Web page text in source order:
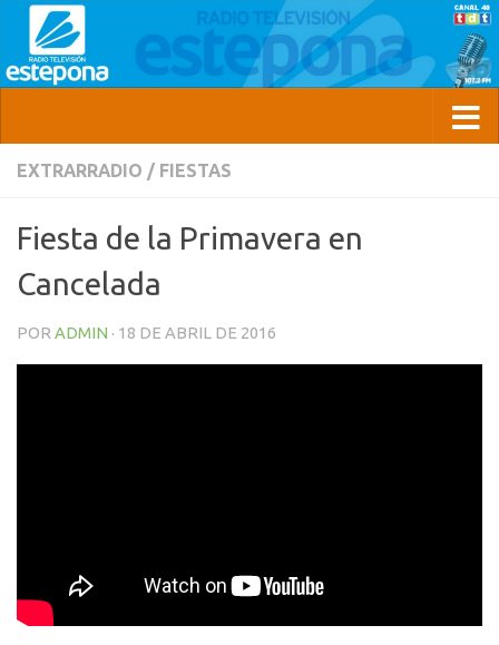
EXTRARRADIO / FIESTAS
Fiesta de la Primavera en
Cancelada
POR ADMIN · 18 DE ABRIL DE 2016